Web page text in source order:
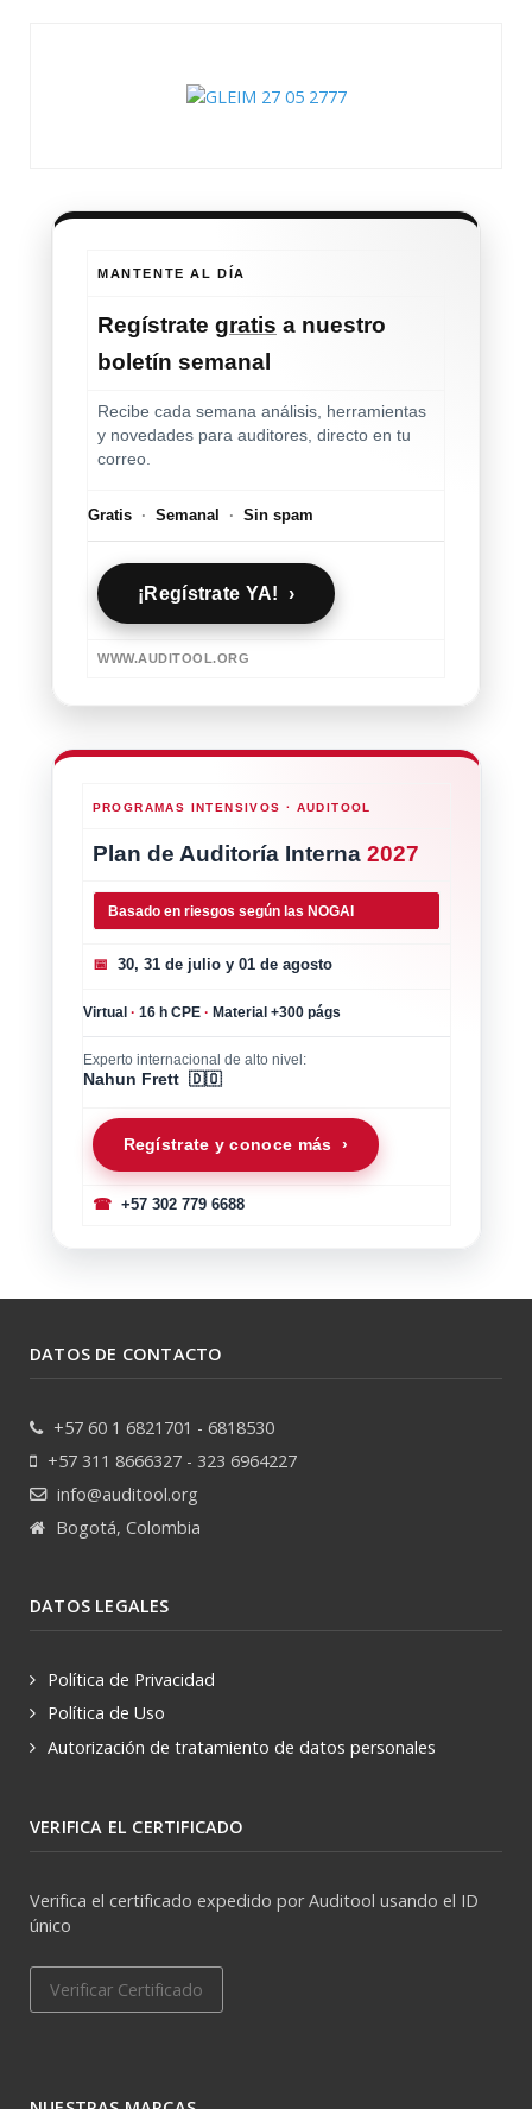
MANTENTE AL DÍA
Regístrate gratis a nuestro
boletín semanal
Recibe cada semana análisis, herramientas
y novedades para auditores, directo en tu
correo.
Gratis · Semanal · Sin spam
¡Regístrate YA! ›
WWW.AUDITOOL.ORG
PROGRAMAS INTENSIVOS · AUDITOOL
Plan de Auditoría Interna 2027
Basado en riesgos según las NOGAI
📅 30, 31 de julio y 01 de agosto
Virtual · 16 h CPE · Material +300 págs
Experto internacional de alto nivel:
Nahun Frett 🇩🇴
Regístrate y conoce más ›
☎+57 302 779 6688
DATOS DE CONTACTO
+57 60 1 6821701 - 6818530
+57 311 8666327 - 323 6964227
info@auditool.org
Bogotá, Colombia
DATOS LEGALES
Política de Privacidad
Política de Uso
Autorización de tratamiento de datos personales
VERIFICA EL CERTIFICADO
Verifica el certificado expedido por Auditool usando el ID
único
Verificar Certificado